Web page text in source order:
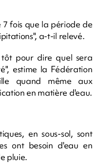
7 fois que la période de
a-t-il relevé.
pour dire quel sera
estime la Fédération
quand même aux
en matière d'eau.
en sous-sol, sont
ont besoin d'eau en
pluie.